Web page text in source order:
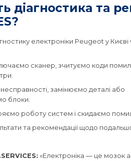
діагностика та
електроніки Peugeot у
сканер, зчитуємо коди
замінюємо деталі або
блоки.
роботу систем і скидаємо
та рекомендації щодо
«Електроніка — це мозок